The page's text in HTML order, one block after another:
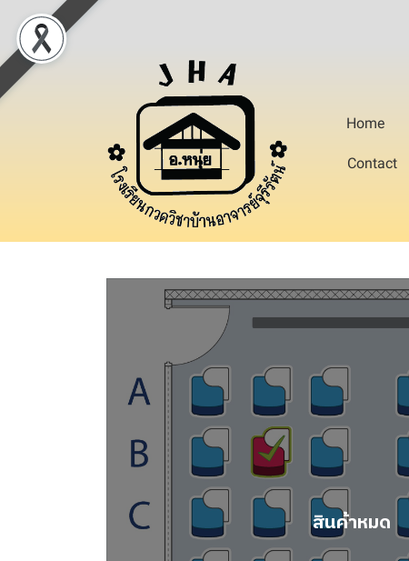
Home
Contact
สินค้าหมด